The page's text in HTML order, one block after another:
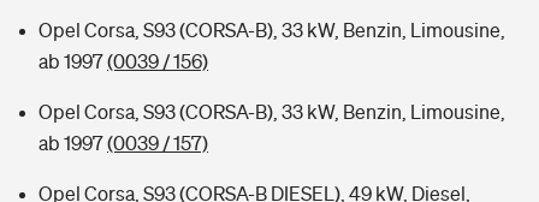
Opel Corsa, S93 (CORSA-B), 33 kW, Benzin, Limousine,
ab 1997(0039 / 156)
Opel Corsa, S93 (CORSA-B), 33 kW, Benzin, Limousine,
ab 1997(0039 / 157)
Opel Corsa, S93 (CORSA-B DIESEL), 49 kW, Diesel,